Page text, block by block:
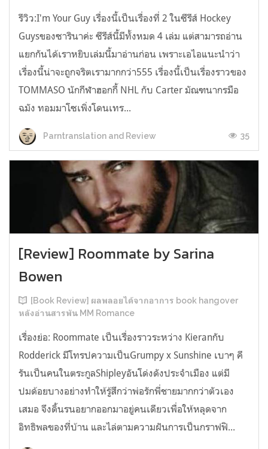
รีวิว:I'm Your Guy เรื่องนี้เป็นเรื่องที่ 2 ในซีรีส์ Hockey
Guysของซารินาค่ะ ซีรีส์นี้มีทั้งหมด 4 เล่ม แต่สามารถอ่าน
แยกกันได้เราหยิบเล่มนี้มาอ่านก่อน เพราะเอไอแนะนำว่า
เรื่องนี้น่าจะถูกจริตเรามากกว่า555 เรื่องนี้เป็นเรื่องราวของ
TOMMASO นักกีฬาฮอกกี้ NHL กับ Carter มัณฑนากรมือ
ฉมัง ทอมมาโซเพิ่งโดนเทร...
Parntranslation and Review 35
[Review] Roommate by Sarina
Bowen
[Book Review] ผลพลอยได้จากอาการ book hangover
หลังอ่านสารพัน MM Romance
เรื่องย่อ: Roommate เป็นเรื่องราวระหว่าง Kieranกับ
Rodderick มีโทรปความเป็นGrumpy x Sunshine เบาๆ คี
รันเป็นคนในตระกูลShipleyอันโด่งดังประจำเมือง แต่มี
ปมด้อยบางอย่างทำให้รู้สึกว่าพ่อรักพี่ชายมากกว่าตัวเอง
เสมอ จึงดิ้นรนอยากออกมาอยู่คนเดียวเพื่อให้หลุดจาก
อิทธิพลของที่บ้าน และไล่ตามความฝันการเป็นกราฟฟิ...